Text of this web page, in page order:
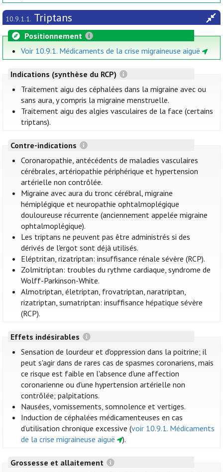
10.9.1.1. Triptans
Positionnement
Voir 10.9.1. Médicaments de la crise migraineuse aiguë
Indications (synthèse du RCP)
Traitement aigu des céphalées dans la migraine avec ou
sans aura, y compris la migraine menstruelle.
Traitement aigu des algies vasculaires de la face (certains
triptans).
Contre-indications
Coronaropathie, antécédents de maladies vasculaires
cérébrales, artériopathie périphérique et hypertension
artérielle non contrôlée.
Migraine avec aura du tronc cérébral, migraine
hémiplégique et neuropathie ophtalmoplégique
douloureuse récurrente (anciennement appelée migraine
ophtalmoplégique).
Les triptans ne peuvent pas être administrés si des
dérivés de l'ergot sont déjà utilisés.
Eléptritan, rizatriptan: insuffisance rénale sévère (RCP).
Zolmitriptan: troubles du rythme cardiaque, syndrome de
Wolff-Parkinson-White.
Almotriptan, életriptan, frovatriptan, naratriptan,
rizatriptan, sumatriptan: insuffisance hépatique sévère
(RCP).
Effets indésirables
Sensation de lourdeur et d'oppression dans la poitrine; il
peut s'agir dans de rares cas de spasmes coronariens, mais
ce risque est faible en l'absence d'une affection
coronarienne ou d'une hypertension artérielle non
contrôlée; palpitations.
Nausées, vomissements, somnolence et vertiges.
Induction de céphalées médicamenteuses en cas
d’utilisation chronique excessive (voir 10.9.1. Médicaments
de la crise migraineuse aiguë
).
Grossesse et allaitement